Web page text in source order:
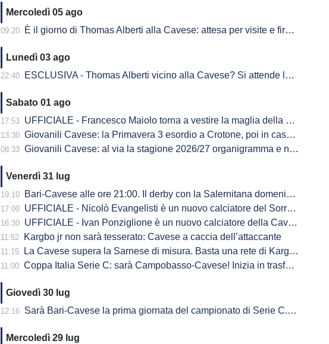
Mercoledì 05 ago
09:20 È il giorno di Thomas Alberti alla Cavese: attesa per visite e firma sul contratto
Lunedì 03 ago
22:40 ESCLUSIVA - Thomas Alberti vicino alla Cavese? Si attende la risoluzione con il Novara
Sabato 01 ago
17:53 UFFICIALE - Francesco Maiolo torna a vestire la maglia della Cavese
13:30 Giovanili Cavese: la Primavera 3 esordio a Crotone, poi in casa col Giugliano
08:33 Giovanili Cavese: al via la stagione 2026/27 organigramma e novità sulle panchine
Venerdì 31 lug
19:10 Bari-Cavese alle ore 21:00. Il derby con la Salernitana domenica 6 settembre alle ore 15:00
17:00 UFFICIALE - Nicolò Evangelisti è un nuovo calciatore del Sorrento
16:30 UFFICIALE - Ivan Ponziglione è un nuovo calciatore della Cavese
11:52 Kargbo jr non sarà tesserato: Cavese a caccia dell’attaccante
11:15 La Cavese supera la Sarnese di misura. Basta una rete di Kargbo JR a decidere l'allenamento congiunto
11:00 Coppa Italia Serie C: sarà Campobasso-Cavese! Inizia in trasferta la stagione 2026-2027 per gli aquilotti
Giovedì 30 lug
12:16 Sarà Bari-Cavese la prima giornata del campionato di Serie C. Derby con la Salernitana alla terza giornata, si chiude con il Giugliano
Mercoledì 29 lug